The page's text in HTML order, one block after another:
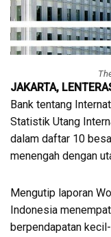
The
JAKARTA,
Bank tentang
Statistik Utang
dalam daftar 10
menengah dengan
Mengutip laporan
Indonesia
berpendapatan